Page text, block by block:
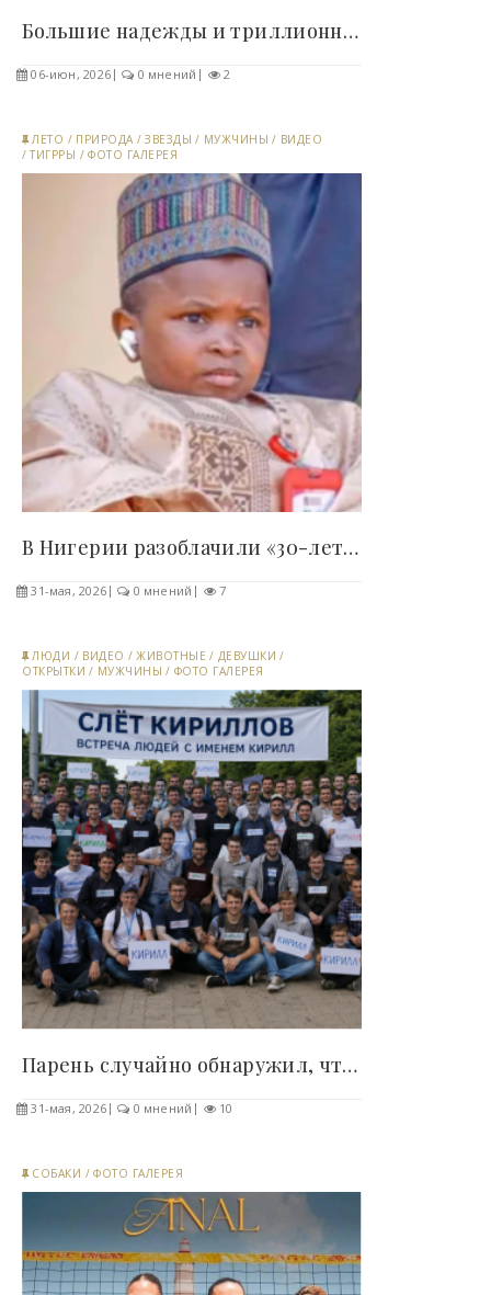
Большие надежды и триллионный дефицит: аналитики..
06-июн, 2026 0 мнений 2
ЛЕТО / ПРИРОДА /ЗВЕЗДЫ / МУЖЧИНЫ / ВИДЕО
/ТИГРРЫ /ФОТО ГАЛЕРЕЯ
В Нигерии разоблачили «30-летнего..
31-мая, 2026 0 мнений 7
ЛЮДИ / ВИДЕО /ЖИВОТНЫЕ / ДЕВУШКИ /
ОТКРЫТКИ / МУЖЧИНЫ / ФОТО ГАЛЕРЕЯ
Парень случайно обнаружил, что существует целая..
31-мая, 2026 0 мнений 10
СОБАКИ /ФОТО ГАЛЕРЕЯ